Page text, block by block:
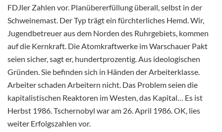
FDJler Zahlen vor. Planübererfüllung überall, selbst in der
Schweinemast. Der Typ trägt ein fürchterliches Hemd. Wir,
Jugendbetreuer aus dem Norden des Ruhrgebiets, kommen
auf die Kernkraft. Die Atomkraftwerke im Warschauer Pakt
seien sicher, sagt er, hundertprozentig. Aus ideologischen
Gründen. Sie befinden sich in Händen der Arbeiterklasse.
Arbeiter schaden Arbeitern nicht. Das Problem seien die
kapitalistischen Reaktoren im Westen, das Kapital… Es ist
Herbst 1986. Tschernobyl war am 26. April 1986. OK, lies
weiter Erfolgszahlen vor.